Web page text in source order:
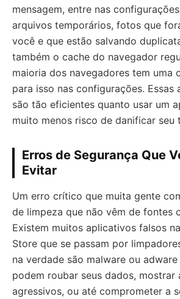
mensagem, entre nas
arquivos temporários, fotos que
você e que estão salvando
também o cache do navegador
maioria dos navegadores tem uma
para isso nas configurações. Essas
são tão eficientes quanto usar um
muito menos risco de danificar seu
Erros de Segurança Que
Evitar
Um erro crítico que muita gente
de limpeza que não vêm de fontes
Existem muitos aplicativos falsos
Store que se passam por
na verdade são malware ou
podem roubar seus dados, mostrar
agressivos, ou até comprometer a